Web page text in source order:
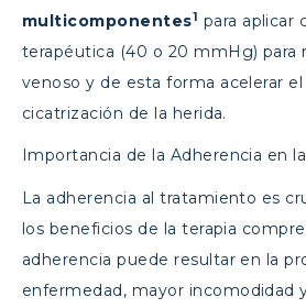
multicomponentes1 para aplicar
terapéutica (40 o 20 mmHg) para
venoso y de esta forma acelerar
cicatrización de la herida.
Importancia de la Adherencia en
La adherencia al tratamiento es
los beneficios de la terapia
adherencia puede resultar en la
enfermedad, mayor incomodidad